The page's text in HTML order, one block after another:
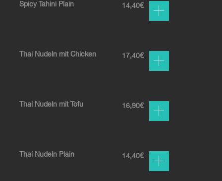
Spicy Tahini Plain 14,40€
Thai Nudeln mit Chicken 17,40€
Thai Nudeln mit Tofu 16,90€
Thai Nudeln Plain 14,40€